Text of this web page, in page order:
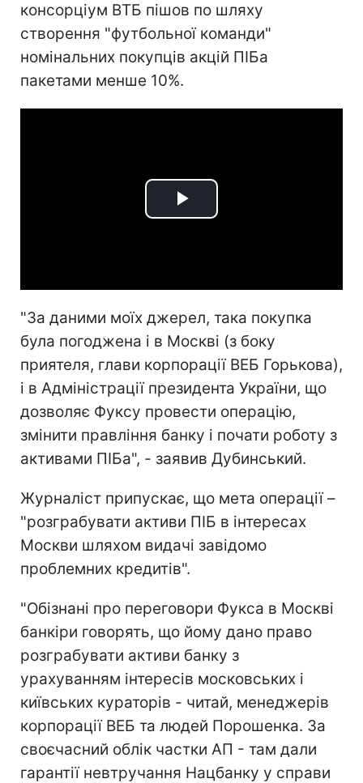
консорціум ВТБ пішов по шляху
створення "футбольної команди"
номінальних покупців акцій ПІБа
пакетами менше 10%.
Play
"За даними моїх джерел, така покупка
була погоджена і в Москві (з боку
приятеля, глави корпорації ВЕБ Горькова),
і в Адміністрації президента України, що
дозволяє Фуксу провести операцію,
змінити правління банку і почати роботу з
активами ПІБа", - заявив Дубинський.
Журналіст припускає, що мета операції –
"розграбувати активи ПІБ в інтересах
Москви шляхом видачі завідомо
проблемних кредитів".
"Обізнані про переговори Фукса в Москві
банкіри говорять, що йому дано право
розграбувати активи банку з
урахуванням інтересів московських і
київських кураторів - читай, менеджерів
корпорації ВЕБ та людей Порошенка. За
своєчасний облік частки АП - там дали
гарантії невтручання Нацбанку у справи